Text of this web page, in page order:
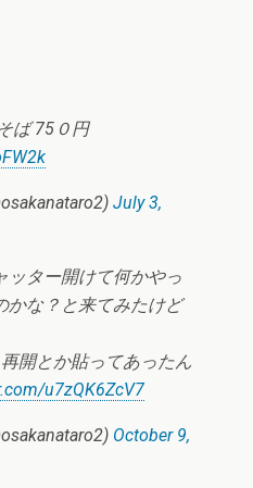
ば 75０円
July 3,
ッター開けて何かやっ
かな？と来てみたけど
開とか貼ってあったん
u7zQK6ZcV7
October 9,